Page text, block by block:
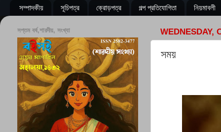
সম্পাদকীয় সূচিপত্র ক্রোড়পত্র গল্প প্রতিযোগিতা নিয়মাবলী
WEDNESDAY,
সময়
সপ্তম বর্ষ,শারদীয়, সংখ্যা